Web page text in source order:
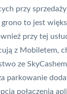
przy
to jest
przy tej
z Mobiletem,
ze
parkowanie
połączenia